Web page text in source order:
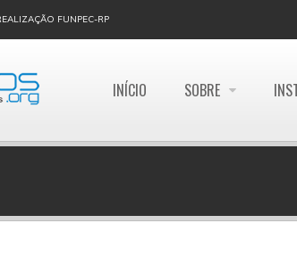
FUNPEC-RP
INÍCIO SOBRE